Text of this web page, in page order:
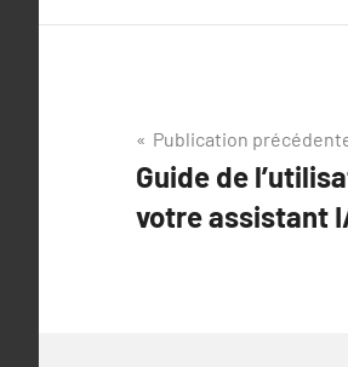
Navigation
de
l’article
Publication
Guide de
votre assistant